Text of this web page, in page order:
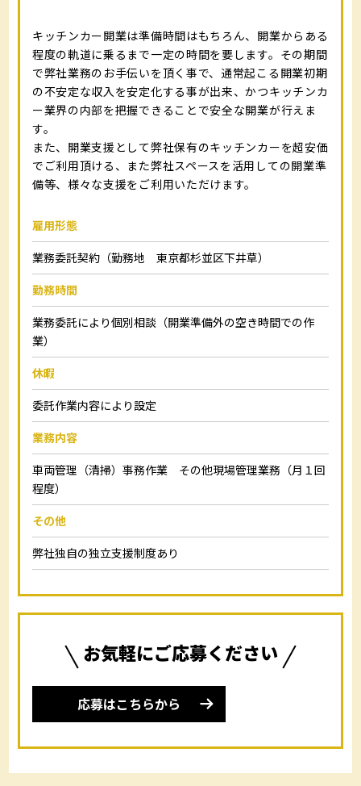
キッチンカー開業は準備時間はもちろん、開業からある
程度の軌道に乗るまで一定の時間を要します。その期間
で弊社業務のお手伝いを頂く事で、通常起こる開業初期
の不安定な収入を安定化する事が出来、かつキッチンカ
ー業界の内部を把握できることで安全な開業が行えま
す。
また、開業支援として弊社保有のキッチンカーを超安価
でご利用頂ける、また弊社スペースを活用しての開業準
備等、様々な支援をご利用いただけます。
雇用形態
業務委託契約（勤務地 東京都杉並区下井草）
勤務時間
業務委託により個別相談（開業準備外の空き時間での作
業）
休暇
委託作業内容により設定
業務内容
車両管理（清掃）事務作業 その他現場管理業務（月１回
程度）
その他
弊社独自の独立支援制度あり
お気軽にご応募ください
応募はこちらから